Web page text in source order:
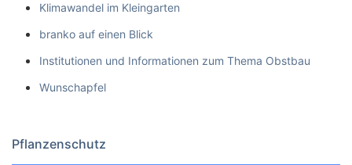
Klimawandel im Kleingarten
branko auf einen Blick
Institutionen und Informationen zum Thema Obstbau
Wunschapfel
Pflanzenschutz